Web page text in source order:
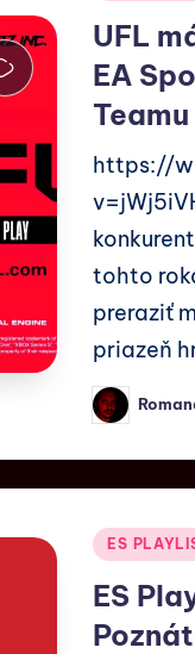
UFL
EA
Teamu
https://
tohto
preraziť
priazeň
ES
ES